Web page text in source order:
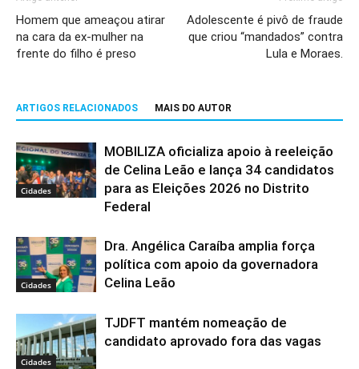
Homem que ameaçou atirar
na cara da ex-mulher na
frente do filho é preso
Adolescente é pivô de fraude
que criou “mandados” contra
Lula e Moraes.
ARTIGOS RELACIONADOS MAIS DO AUTOR
Cidades
MOBILIZA oficializa apoio à reeleição
de Celina Leão e lança 34 candidatos
para as Eleições 2026 no Distrito
Federal
Cidades
Dra. Angélica Caraíba amplia força
política com apoio da governadora
Celina Leão
Cidades
TJDFT mantém nomeação de
candidato aprovado fora das vagas